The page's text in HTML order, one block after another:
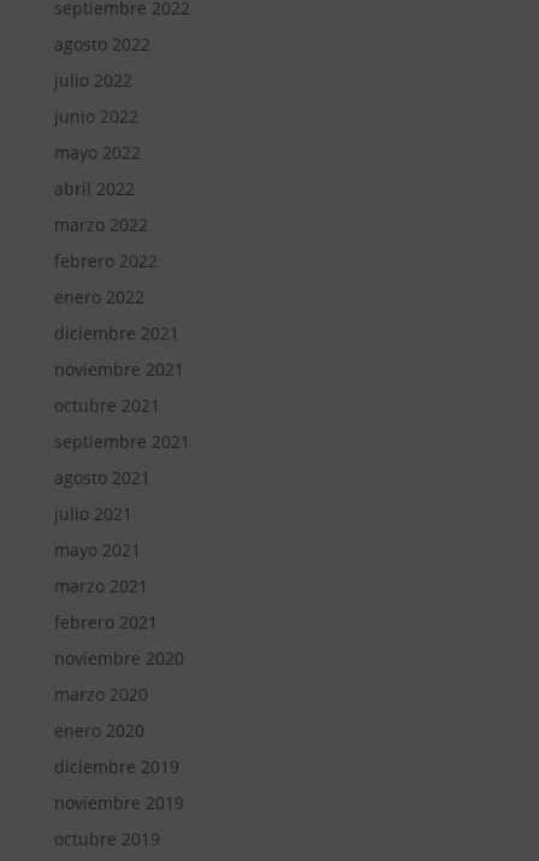
septiembre 2022
agosto 2022
julio 2022
junio 2022
mayo 2022
abril 2022
marzo 2022
febrero 2022
enero 2022
diciembre 2021
noviembre 2021
octubre 2021
septiembre 2021
agosto 2021
julio 2021
mayo 2021
marzo 2021
febrero 2021
noviembre 2020
marzo 2020
enero 2020
diciembre 2019
noviembre 2019
octubre 2019